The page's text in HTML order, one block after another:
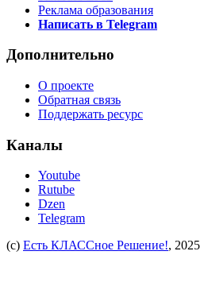
Реклама образования
Написать в Telegram
Дополнительно
О проекте
Обратная связь
Поддержать ресурс
Каналы
Youtube
Rutube
Dzen
Telegram
(c) Есть КЛАССное Решение!, 2025